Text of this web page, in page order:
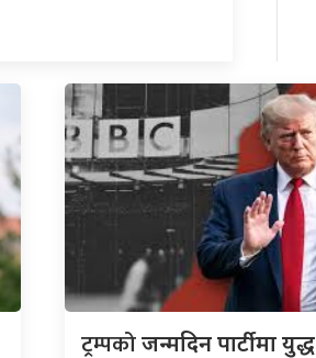
ट्रम्पकोजन्मदिन पार्टीमा युद्ध